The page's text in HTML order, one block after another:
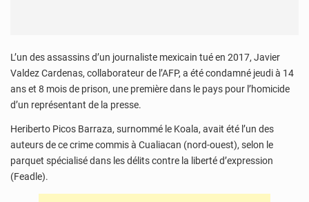
L’un des assassins d’un journaliste mexicain tué en 2017, Javier
Valdez Cardenas, collaborateur de l’AFP, a été condamné jeudi à 14
ans et 8 mois de prison, une première dans le pays pour l’homicide
d’un représentant de la presse.
Heriberto Picos Barraza, surnommé le Koala, avait été l’un des
auteurs de ce crime commis à Cualiacan (nord-ouest), selon le
parquet spécialisé dans les délits contre la liberté d’expression
(Feadle).